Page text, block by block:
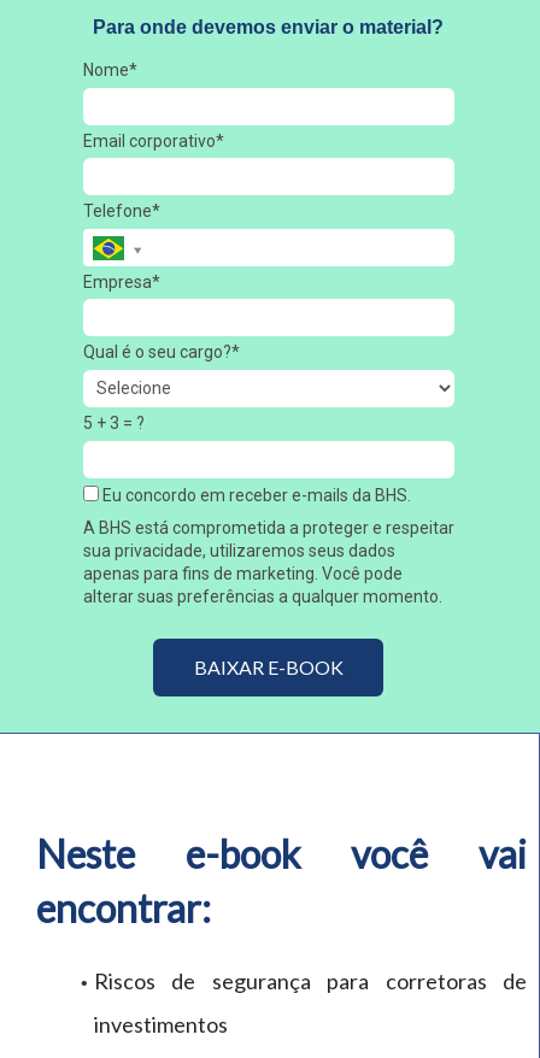
Para onde devemos enviar o material?
Nome*
Email corporativo*
Telefone*
Empresa*
Qual é o seu cargo?*
5 + 3 = ?
Eu concordo em receber e-mails da BHS.
A BHS está comprometida a proteger e respeitar
sua privacidade, utilizaremos seus dados
apenas para fins de marketing. Você pode
alterar suas preferências a qualquer momento.
BAIXAR E-BOOK
Neste e-book você vai
encontrar:
Riscos de segurança para corretoras de
investimentos